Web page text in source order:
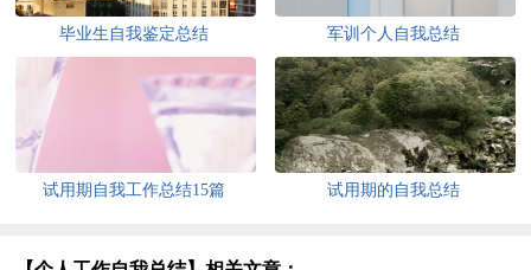
毕业生自我鉴定总结 军训个人自我总结
试用期自我工作总结15篇 试用期的自我总结